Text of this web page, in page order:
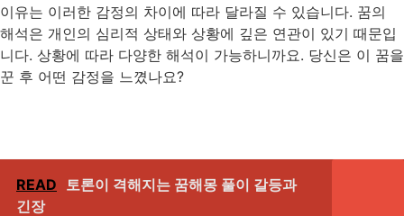
이유는 이러한 감정의 차이에 따라 달라질 수 있습니다. 꿈의
해석은 개인의 심리적 상태와 상황에 깊은 연관이 있기 때문입
니다. 상황에 따라 다양한 해석이 가능하니까요. 당신은 이 꿈을
꾼 후 어떤 감정을 느꼈나요?
READ
토론이 격해지는 꿈해몽 풀이 갈등과
긴장